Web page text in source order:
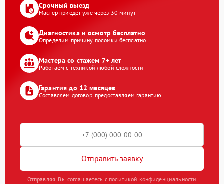
Срочный выезд
Мастер приедет уже через 30 минут
Диагностика и осмотр бесплатно
Определим причину поломки бесплатно
Мастера со стажем 7+ лет
Работаем с техникой любой сложности
Гарантия до 12 месяцев
Составляем договор, предоставляем гарантию
Отправить заявку
Отправляя, Вы соглашаетесь с политикой конфиденциальности